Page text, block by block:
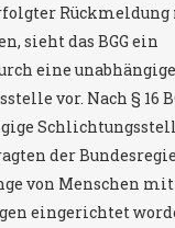
sieht das BGG ein
eine unabhängige
vor. Nach § 16
der
von Menschen mit
eingerichtet